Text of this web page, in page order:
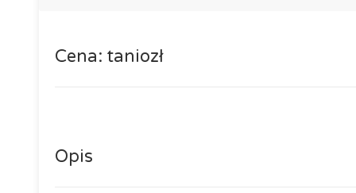
Cena: taniozł
Opis